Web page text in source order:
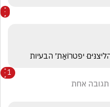
יפטרוֹאַת׳ הבעיות
1
אחת